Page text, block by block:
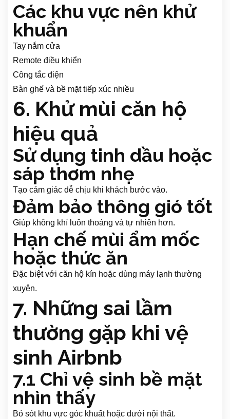
Các khu vực nên khử
khuẩn
Tay nắm cửa
Remote điều khiển
Công tắc điện
Bàn ghế và bề mặt tiếp xúc nhiều
6. Khử mùi căn hộ
hiệu quả
Sử dụng tinh dầu hoặc
sáp thơm nhẹ
Tạo cảm giác dễ chịu khi khách bước vào.
Đảm bảo thông gió tốt
Giúp không khí luôn thoáng và tự nhiên hơn.
Hạn chế mùi ẩm mốc
hoặc thức ăn
Đặc biệt với căn hộ kín hoặc dùng máy lạnh thường
xuyên.
7. Những sai lầm
thường gặp khi vệ
sinh Airbnb
7.1 Chỉ vệ sinh bề mặt
nhìn thấy
Bỏ sót khu vực góc khuất hoặc dưới nội thất.